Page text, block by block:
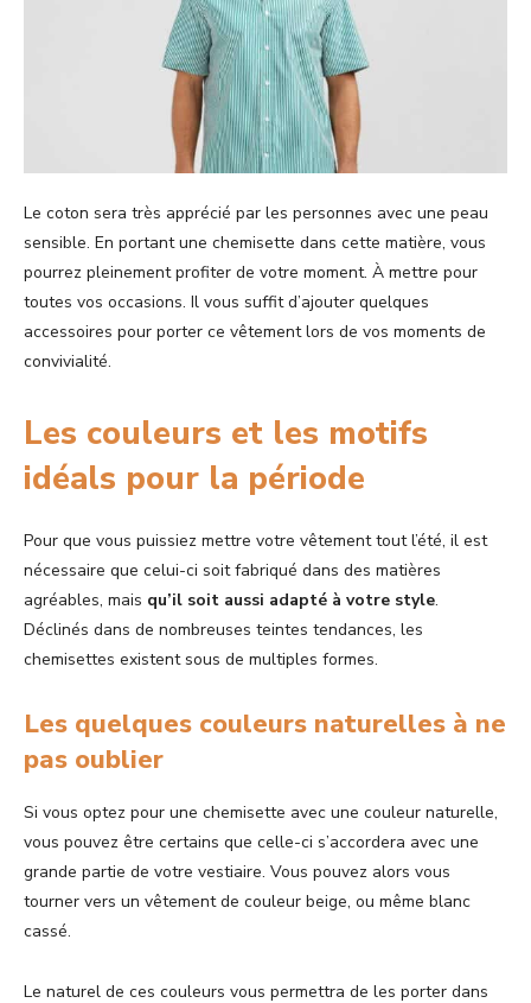
Le coton sera très apprécié par les personnes avec une peau
sensible. En portant une chemisette dans cette matière, vous
pourrez pleinement profiter de votre moment. À mettre pour
toutes vos occasions. Il vous suffit d’ajouter quelques
accessoires pour porter ce vêtement lors de vos moments de
convivialité.
Les couleurs et les motifs
idéals pour la période
Pour que vous puissiez mettre votre vêtement tout l’été, il est
nécessaire que celui-ci soit fabriqué dans des matières
agréables, mais qu’il soit aussi adapté à votre style.
Déclinés dans de nombreuses teintes tendances, les
chemisettes existent sous de multiples formes.
Les quelques couleurs naturelles à ne
pas oublier
Si vous optez pour une chemisette avec une couleur naturelle,
vous pouvez être certains que celle-ci s’accordera avec une
grande partie de votre vestiaire. Vous pouvez alors vous
tourner vers un vêtement de couleur beige, ou même blanc
cassé.
Le naturel de ces couleurs vous permettra de les porter dans